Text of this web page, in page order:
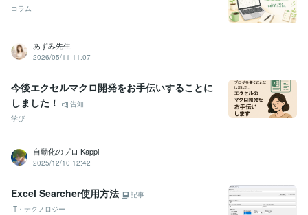
コラム
あずみ先生
2026/05/11 11:07
今後エクセルマクロ開発をお手伝いすることに
しました！
告知
学び
自動化のプロ Kappi
2025/12/10 12:42
Excel Searcher使用方法
記事
IT・テクノロジー